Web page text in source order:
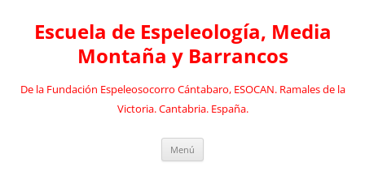
contenido
Escuela de Espeleología, Media
Montaña y Barrancos
De la Fundación Espeleosocorro Cántabaro, ESOCAN. Ramales de la
Victoria. Cantabria. España.
Menú